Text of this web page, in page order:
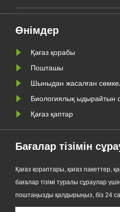
шығарды.
Өнімдер
Қағаз қорабы
Пошташы
Шыныдан жасалған
Биологиялық ыдырайтын
Қағаз қаптар
Бағалар тізімін
Қағаз қораптары, қағаз пакеттер,
бағалар тізімі туралы сұраулар
поштаңызды қалдырыңыз, біз 24